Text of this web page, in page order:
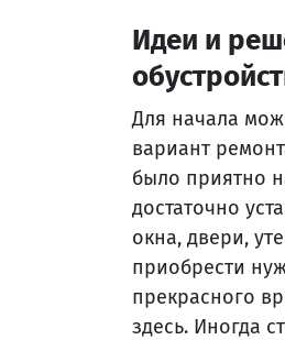
Идеи и
Для начала
вариант
было приятно
достаточно
окна, двери,
приобрести
прекрасного
здесь. Иногда